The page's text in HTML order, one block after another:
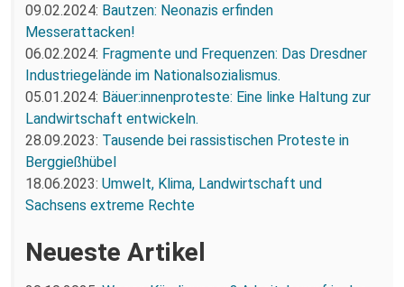
09.02.2024: Bautzen: Neonazis erfinden
Messerattacken!
06.02.2024: Fragmente und Frequenzen: Das Dresdner
Industriegelände im Nationalsozialismus.
05.01.2024: Bäuer:innenproteste: Eine linke Haltung zur
Landwirtschaft entwickeln.
28.09.2023: Tausende bei rassistischen Proteste in
Berggießhübel
18.06.2023: Umwelt, Klima, Landwirtschaft und
Sachsens extreme Rechte
Neueste Artikel